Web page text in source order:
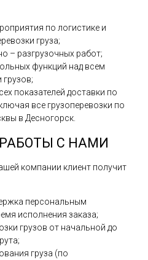
по логистике и
груза;
– разгрузочных работ;
функций над всем
показателей доставки по
все грузоперевозки по
в Десногорск.
С НАМИ
компании клиент получит
персональным
исполнения заказа;
грузов от начальной до
груза (по